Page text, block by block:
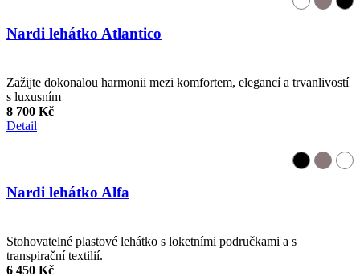
Nardi lehátko Atlantico
Zažijte dokonalou harmonii mezi komfortem, elegancí a trvanlivostí
s luxusním
8 700 Kč
Detail
Nardi lehátko Alfa
Stohovatelné plastové lehátko s loketními područkami a s
transpirační textilií.
6 450 Kč